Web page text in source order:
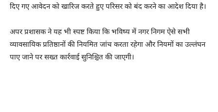
दिए गए आवेदन को खारिज करते हुए परिसर को बंद करने का आदेश दिया है।
अपर प्रशासक ने यह भी स्पष्ट किया कि भविष्य में नगर निगम ऐसे सभी
व्यावसायिक प्रतिष्ठानों की नियमित जांच करता रहेगा और नियमों का उल्लंघन
पाए जाने पर सख्त कार्रवाई सुनिश्चित की जाएगी।